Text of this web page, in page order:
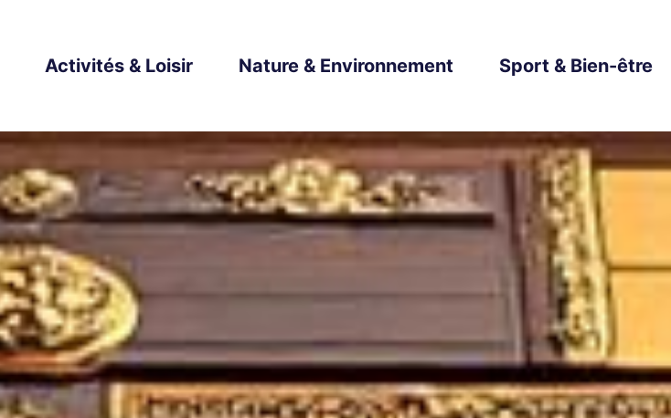
Activités & Loisir Nature & Environnement Sport & Bien-être